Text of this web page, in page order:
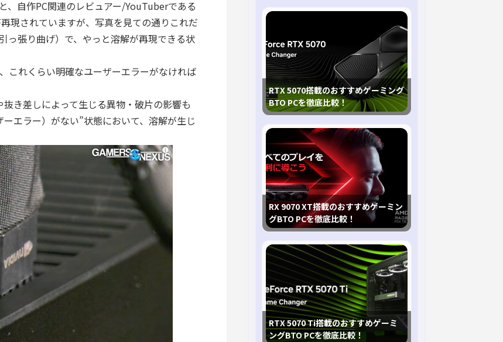
、自作PC関連のレビュアー/YouTuberである
現されていますが、写真を見ての通りこれだ
っ張り曲げ）で、やっと溶解が再現できる状
これくらい明確なユーザーエラーがなければ
き差しによって生じる異物・破片の影響も
エラー）がない”状態において、溶解が生じ
RTX 5070搭載のおすすめゲーミング
BTO PCを徹底比較！
RX 9070 XT搭載のおすすめゲーミン
グBTO PCを徹底比較！
RTX 5070 Ti搭載のおすすめゲーミ
ングBTO PCを徹底比較！